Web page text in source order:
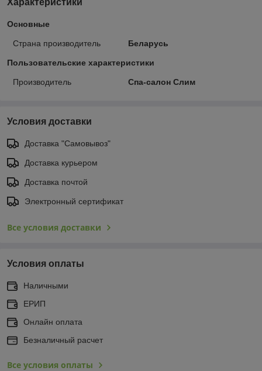
Основные
Страна производитель Беларусь
Пользовательские характеристики
Производитель Спа-салон Слим
Условия доставки
Доставка "Самовывоз"
Доставка курьером
Доставка почтой
Электронный сертификат
Все условия доставки
Условия оплаты
Наличными
ЕРИП
Онлайн оплата
Безналичный расчет
Все условия оплаты